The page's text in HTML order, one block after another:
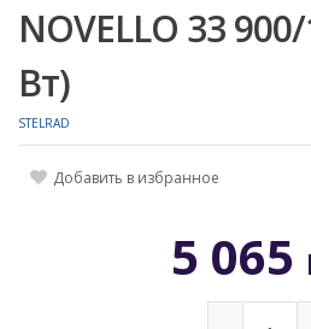
NOVELLO 33
Вт)
STELRAD
Добавить в избранное
5 065